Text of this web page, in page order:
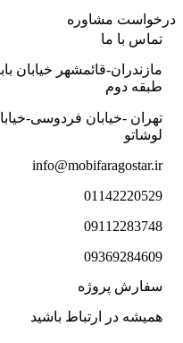
درخواست مشاوره
تماس با ما
مازندران-قائمشهر خیابان
طبقه دوم
تهران -خیابان فردوسی-
لوشاتو
info@mobifaragostar.ir
01142220529
09112283748
09369284609
سفارش پروژه
همیشه در ارتباط باشید